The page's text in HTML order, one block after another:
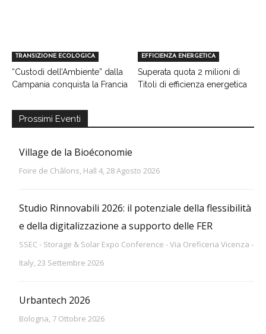
TRANSIZIONE ECOLOGICA
“Custodi dell’Ambiente” dalla
Campania conquista la Francia
EFFICIENZA ENERGETICA
Superata quota 2 milioni di
Titoli di efficienza energetica
Prossimi Eventi
Village de la Bioéconomie
Foire de Châlons, Hall 4, 28 Agosto 2026
Studio Rinnovabili 2026: il potenziale della flessibilità
e della digitalizzazione a supporto delle FER
SSEC - Storage & Solar Expo Conference - Via Oreficeria Vicenza -
Italy, 23 Settembre 2026
Urbantech 2026
Bologna, 7 Ottobre 2026